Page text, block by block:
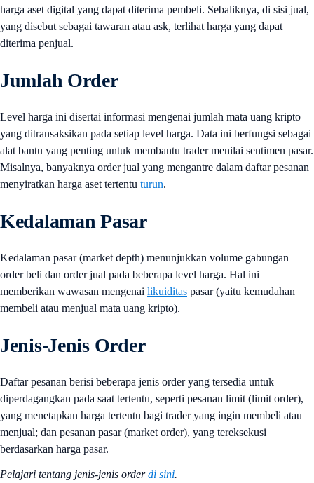
harga aset digital yang dapat diterima pembeli. Sebaliknya, di sisi jual,
yang disebut sebagai tawaran atau ask, terlihat harga yang dapat
diterima penjual.
Jumlah Order
Level harga ini disertai informasi mengenai jumlah mata uang kripto
yang ditransaksikan pada setiap level harga. Data ini berfungsi sebagai
alat bantu yang penting untuk membantu trader menilai sentimen pasar.
Misalnya, banyaknya order jual yang mengantre dalam daftar pesanan
menyiratkan harga aset tertentu turun.
Kedalaman Pasar
Kedalaman pasar (market depth) menunjukkan volume gabungan
order beli dan order jual pada beberapa level harga. Hal ini
memberikan wawasan mengenai likuiditas pasar (yaitu kemudahan
membeli atau menjual mata uang kripto).
Jenis-Jenis Order
Daftar pesanan berisi beberapa jenis order yang tersedia untuk
diperdagangkan pada saat tertentu, seperti pesanan limit (limit order),
yang menetapkan harga tertentu bagi trader yang ingin membeli atau
menjual; dan pesanan pasar (market order), yang tereksekusi
berdasarkan harga pasar.
Pelajari tentang jenis-jenis orderdi sini.